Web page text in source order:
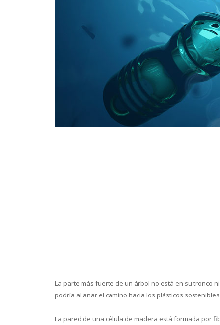
La parte más fuerte de un árbol no está en su tronco
podría allanar el camino hacia los plásticos
La pared de una célula de madera está formada por